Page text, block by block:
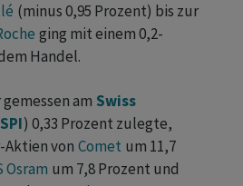
(minus 0,95 Prozent) bis zur
ging mit einem 0,2-
Handel.
am Swiss
SPI) 0,33 Prozent zulegte,
von Comet um 11,7
Osram um 7,8 Prozent und